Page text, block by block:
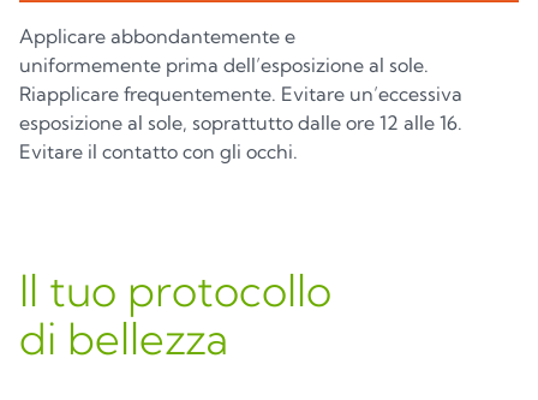
Applicare abbondantemente e
uniformemente prima dell’esposizione al sole.
Riapplicare frequentemente. Evitare un’eccessiva
esposizione al sole, soprattutto dalle ore 12 alle 16.
Evitare il contatto con gli occhi.
Il tuo protocollo
di bellezza